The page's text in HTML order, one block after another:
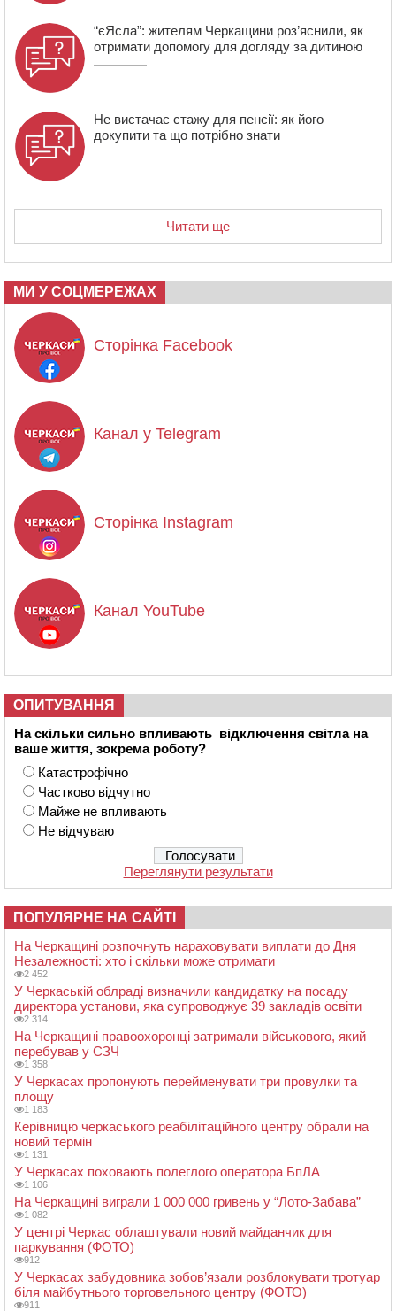
“єЯсла”: жителям Черкащини роз’яснили, як
отримати допомогу для догляду за дитиною
Не вистачає стажу для пенсії: як його
докупити та що потрібно знати
Читати ще
МИ У СОЦМЕРЕЖАХ
Сторінка Facebook
Канал у Telegram
Сторінка Instagram
Канал YouTube
ОПИТУВАННЯ
На скільки сильно впливають відключення світла на
ваше життя, зокрема роботу?
Катастрофічно
Частково відчутно
Майже не впливають
Не відчуваю
Переглянути результати
ПОПУЛЯРНЕ НА САЙТІ
На Черкащині розпочнуть нараховувати виплати до Дня
Незалежності: хто і скільки може отримати
2 452
У Черкаській облраді визначили кандидатку на посаду
директора установи, яка супроводжує 39 закладів освіти
2 314
На Черкащині правоохоронці затримали військового, який
перебував у СЗЧ
1 358
У Черкасах пропонують перейменувати три провулки та
площу
1 183
Керівницю черкаського реабілітаційного центру обрали на
новий термін
1 131
У Черкасах поховають полеглого оператора БпЛА
1 106
На Черкащині виграли 1 000 000 гривень у “Лото-Забава”
1 082
У центрі Черкас облаштували новий майданчик для
паркування (ФОТО)
912
У Черкасах забудовника зобов’язали розблокувати тротуар
біля майбутнього торговельного центру (ФОТО)
911